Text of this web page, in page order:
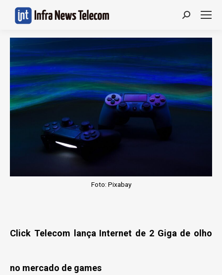
Search:
Foto: Pixabay
Click Telecom lança Internet de 2 Giga de olho
no mercado de games